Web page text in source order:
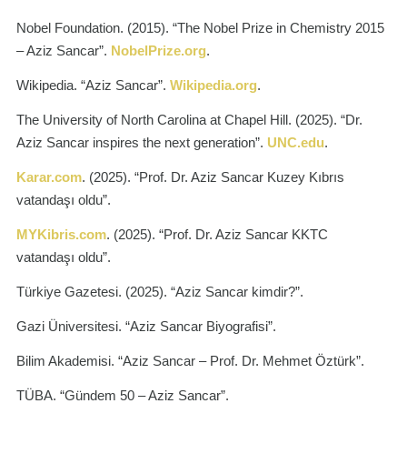
Nobel Foundation. (2015). “The Nobel Prize in Chemistry 2015
– Aziz Sancar”. NobelPrize.org.
Wikipedia. “Aziz Sancar”. Wikipedia.org.
The University of North Carolina at Chapel Hill. (2025). “Dr.
Aziz Sancar inspires the next generation”. UNC.edu.
Karar.com. (2025). “Prof. Dr. Aziz Sancar Kuzey Kıbrıs
vatandaşı oldu”.
MYKibris.com. (2025). “Prof. Dr. Aziz Sancar KKTC
vatandaşı oldu”.
Türkiye Gazetesi. (2025). “Aziz Sancar kimdir?”.
Gazi Üniversitesi. “Aziz Sancar Biyografisi”.
Bilim Akademisi. “Aziz Sancar – Prof. Dr. Mehmet Öztürk”.
TÜBA. “Gündem 50 – Aziz Sancar”.